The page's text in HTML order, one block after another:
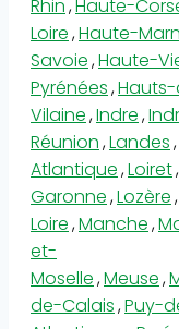
Rhin,Haute-
Loire,Haute-
Savoie,Haute-
Pyrénées,
Vilaine,Indre,
Réunion,Landes,
Atlantique,Loiret,
Garonne,Lozère,
Loire,Manche,
et-
Moselle,Meuse,
de-Calais,Puy-